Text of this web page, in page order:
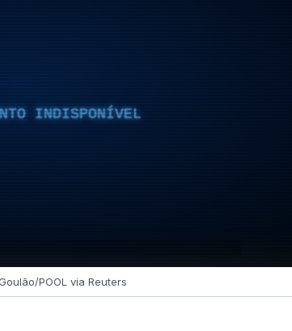
INDISPONÍVEL
POOL via Reuters